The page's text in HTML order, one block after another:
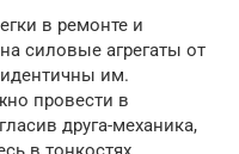
в ремонте и
силовые агрегаты от
им.
провести в
друга-механика,